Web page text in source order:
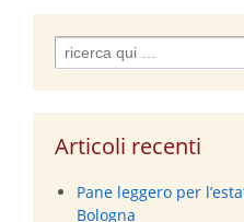
Search
for:
Articoli recenti
Pane leggero per
Bologna